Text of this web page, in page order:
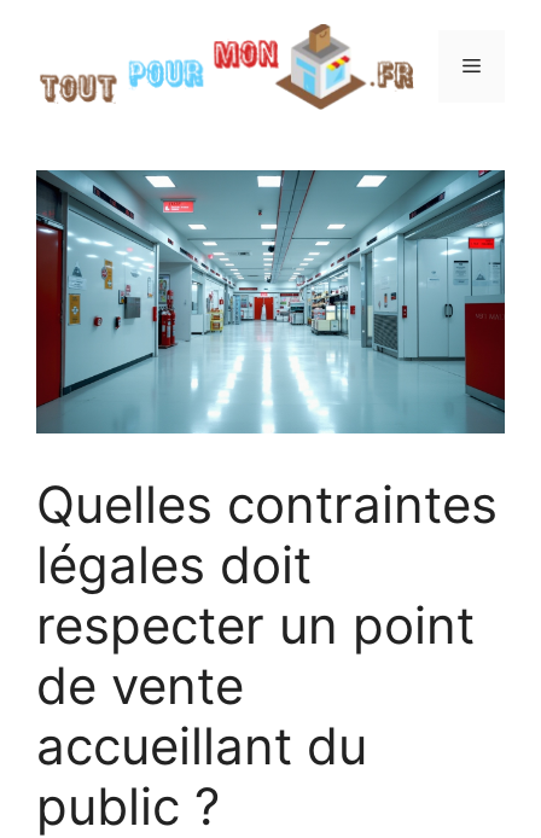
contenu
Menu
Quelles contraintes
légales doit
respecter un point
de vente
accueillant du
public ?